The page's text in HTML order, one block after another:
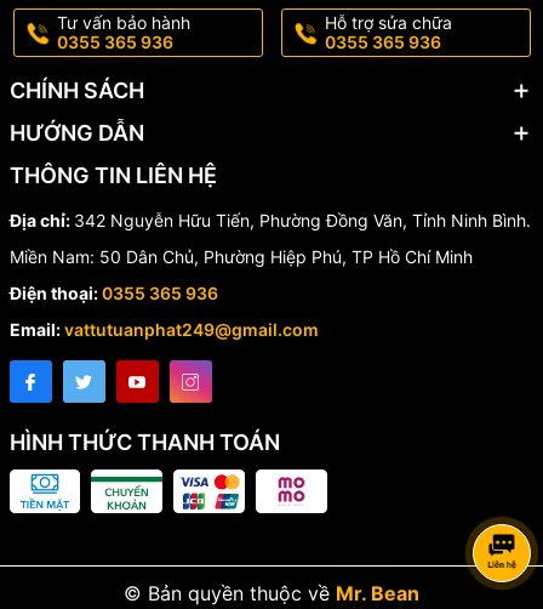
✔️ Chống ăn mòn và hoạt động ổn định lâu dài
✔️ Dễ lắp đặt, bảo trì đơn giản
✔️ Đa dạng kích thước phù hợp nhiều công trình
👉 Nếu bạn đang tìm kiếm giải pháp lọc rác hiệu quả cho hệ
thống đường ống công nghiệp hoặc dân dụng,
mặt bíchlà lựa chọn tối ưu về chất lượng và độ bền.
Tư vấn bảo hành
0355 365 936
Hỗ trợ sửa chữa
0355 365 936
CHÍNH SÁCH
HƯỚNG DẪN
THÔNG TIN LIÊN HỆ
Địa chỉ: 342 Nguyễn Hữu Tiến, Phường Đồng Văn, Tỉnh Ninh Bình.
Miền Nam: 50 Dân Chủ, Phường Hiệp Phú, TP Hồ Chí Minh
Điện thoại:0355 365 936
Email:vattutuanphat249@gmail.com
HÌNH THỨC THANH TOÁN
© Bản quyền thuộc về Mr. Bean